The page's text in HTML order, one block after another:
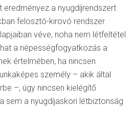
eredményez a nyugdíjrendszert
felosztó-kirovó rendszer
véve, noha nem létfeltétel
a népességfogyatkozás a
értelmében, ha nincsen
személy – akik által
–, úgy nincsen kielégítő
sem a nyugdíjaskori létbiztonság